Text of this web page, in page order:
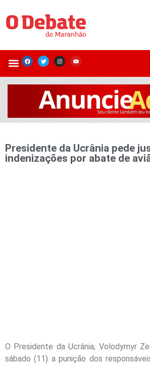
Presidente da Ucrânia pede
indenizações por abate de
O Presidente da Ucrânia, Volodymyr
sábado (11) a punição dos